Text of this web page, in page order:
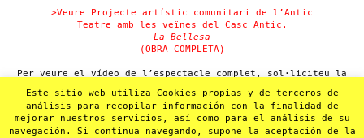
>Veure Projecte artístic comunitari de l’Antic
Teatre amb les veïnes del Casc Antic.
La Bellesa
(OBRA COMPLETA)
Per veure el vídeo de l’espectacle complet, sol·liciteu la
anticteatre@anticteatre.com
.
Visualització reservada a professionals.
Este sitio web utiliza Cookies propias y de terceros de
análisis para recopilar información con la finalidad de
mejorar nuestros servicios, así como para el análisis de su
navegación. Si continua navegando, supone la aceptación de la